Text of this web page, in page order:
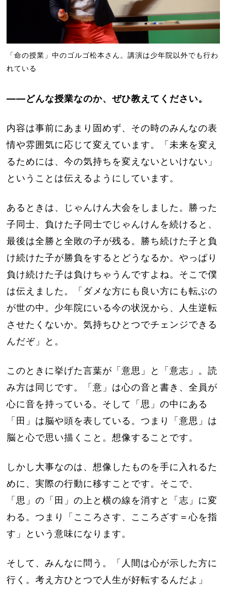
「命の授業」中のゴルゴ松本さん。講演は少年院以外でも行わ
れている
――どんな授業なのか、ぜひ教えてください。
内容は事前にあまり固めず、その時のみんなの表
情や雰囲気に応じて変えています。「未来を変え
るためには、今の気持ちを変えないといけない」
ということは伝えるようにしています。
あるときは、じゃんけん大会をしました。勝った
子同士、負けた子同士でじゃんけんを続けると、
最後は全勝と全敗の子が残る。勝ち続けた子と負
け続けた子が勝負をするとどうなるか。やっぱり
負け続けた子は負けちゃうんですよね。そこで僕
は伝えました。「ダメな方にも良い方にも転ぶの
が世の中。少年院にいる今の状況から、人生逆転
させたくないか。気持ちひとつでチェンジできる
んだぞ」と。
このときに挙げた言葉が「意思」と「意志」。読
み方は同じです。「意」は心の音と書き、全員が
心に音を持っている。そして「思」の中にある
「田」は脳や頭を表している。つまり「意思」は
脳と心で思い描くこと。想像することです。
しかし大事なのは、想像したものを手に入れるた
めに、実際の行動に移すことです。そこで、
「思」の「田」の上と横の線を消すと「志」に変
わる。つまり「こころさす、こころざす＝心を指
す」という意味になります。
そして、みんなに問う。「人間は心が示した方に
行く。考え方ひとつで人生が好転するんだよ」